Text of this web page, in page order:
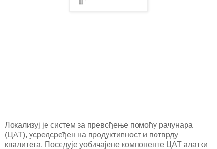
Локализуј је систем за превођење помоћу рачунара
(ЦАТ), усредсређен на продуктивност и потврду
квалитета. Поседује уобичајене компоненте ЦАТ алатки